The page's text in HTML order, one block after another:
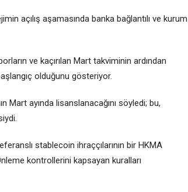
açılış aşamasında banka bağlantılı ve kurum
ve kaçırılan Mart takviminin ardından
​​olduğunu gösteriyor.
Mart ayında lisanslanacağını söyledi; bu,
stablecoin ihraççılarının bir HKMA
kontrollerini kapsayan kuralları